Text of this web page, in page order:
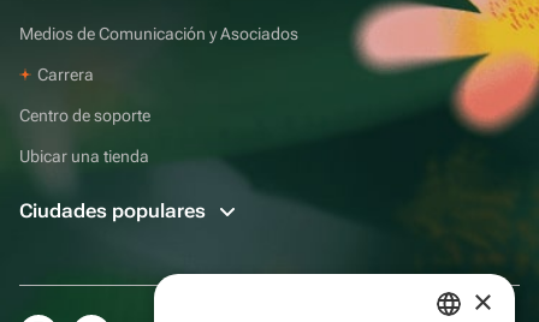
Medios de Comunicación y Asociados
Carrera
Centro de soporte
Ubicar una tienda
Ciudades populares
×